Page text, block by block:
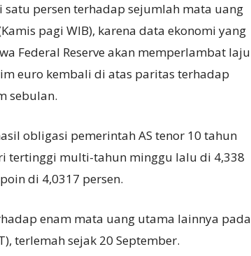
satu persen terhadap sejumlah mata uang
pagi WIB), karena data ekonomi yang
Federal Reserve akan memperlambat laju
euro kembali di atas paritas terhadap
sebulan.
obligasi pemerintah AS tenor 10 tahun
tertinggi multi-tahun minggu lalu di 4,338
di 4,0317 persen.
enam mata uang utama lainnya pada
terlemah sejak 20 September.